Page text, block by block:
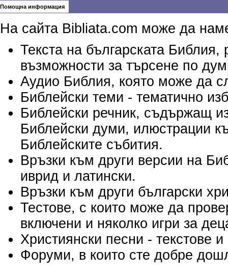
Помощна информация
На сайта Bibliata.com може да
Текста на българската Библия,
възможности за търсене по
Аудио Библия, която може да
Библейски теми - тематично
Библейски речник, съдържащ
Библейски думи, илюстрации
Библейските събития.
Връзки към други версии на
иврид и латински.
Връзки към други български
Тестове, с които може да
включени и няколко игри за
Християнски песни - текстове
Форуми, в които сте добре